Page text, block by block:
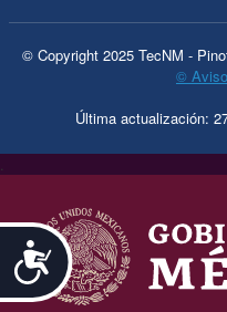
Accesibilidad
© Copyright 2025 TecNM -
©
Última actualización: